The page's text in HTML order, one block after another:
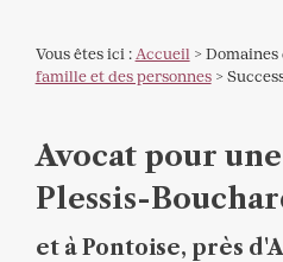
Vous êtes ici : Accueil> Domaines
famille et des personnes>
Avocat pour
Plessis-
et à Pontoise, près